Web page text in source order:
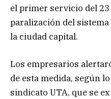
el primer servicio del
paralización del
la ciudad capital.
Los empresarios
de esta medida, según
sindicato UTA, que se